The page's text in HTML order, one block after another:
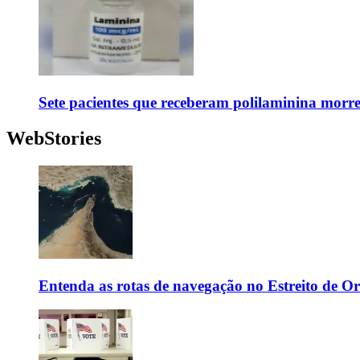
Sete pacientes que receberam polilaminina
WebStories
Entenda as rotas de navegação no Estreito de